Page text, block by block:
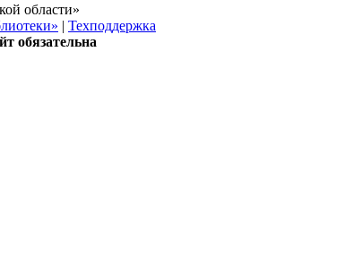
области»
| Техподдержка
обязательна